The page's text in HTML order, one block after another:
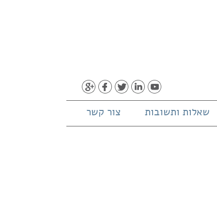
שאלות ותשובות צור קשר